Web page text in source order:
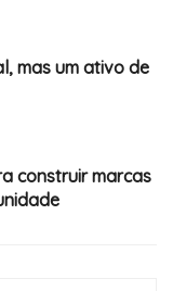
mas um ativo de
construir marcas